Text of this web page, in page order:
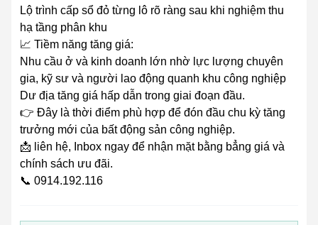
Lộ trình cấp sổ đỏ từng lô rõ ràng sau khi nghiệm thu
hạ tầng phân khu
📈 Tiềm năng tăng giá:
Nhu cầu ở và kinh doanh lớn nhờ lực lượng chuyên
gia, kỹ sư và người lao động quanh khu công nghiệp
Dư địa tăng giá hấp dẫn trong giai đoạn đầu.
👉 Đây là thời điểm phù hợp để đón đầu chu kỳ tăng
trưởng mới của bất động sản công nghiệp.
📩 liên hệ, Inbox ngay để nhận mặt bằng bẳng giá và
chính sách ưu đãi.
📞 0914.192.116